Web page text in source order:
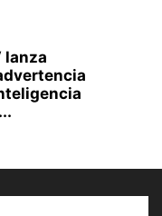
lanza